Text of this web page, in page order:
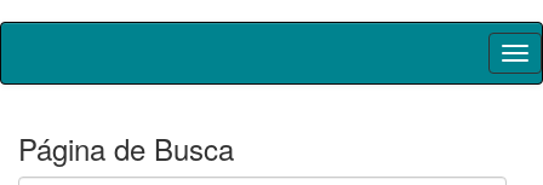
Skip
Página de Busca